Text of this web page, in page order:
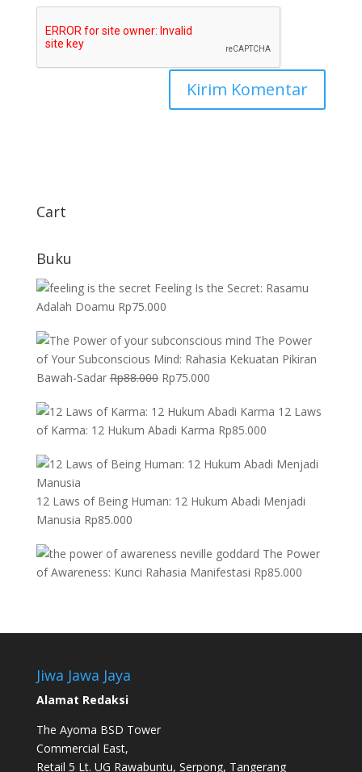
Cart
Buku
Feeling Is the Secret: Rasamu
Adalah Doamu Rp75.000
The Power
of Your Subconscious Mind: Rahasia Kekuatan Pikiran
Bawah-Sadar Rp88.000 Harga
adalah:
Rp88.000.
Rp75.000Harga
ini
adalah:
12 Laws
of Karma: 12 Hukum Abadi Karma Rp85.000
12 Laws of Being Human: 12 Hukum Abadi Menjadi
Manusia Rp85.000
The Power
of Awareness: Kunci Rahasia Manifestasi Rp85.000
Jiwa Jawa Jaya
Alamat Redaksi
The Ayoma BSD Tower
Commercial East,
Retail 5 Lt. UG Rawabuntu, Serpong, Tangerang